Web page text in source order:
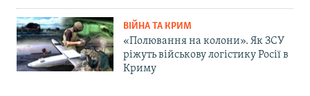
ВІЙНА ТА КРИМ
«Полювання на колони». Як ЗСУ
ріжуть військову логістику Росії в
Криму